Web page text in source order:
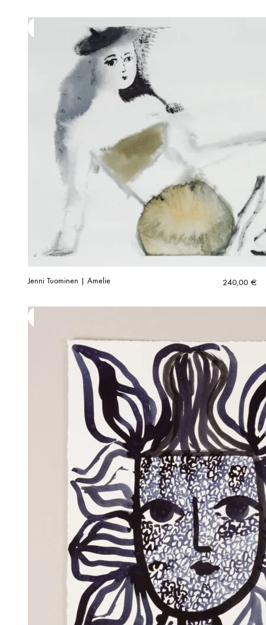
Jenni Tuominen | Amelie 240,00 €